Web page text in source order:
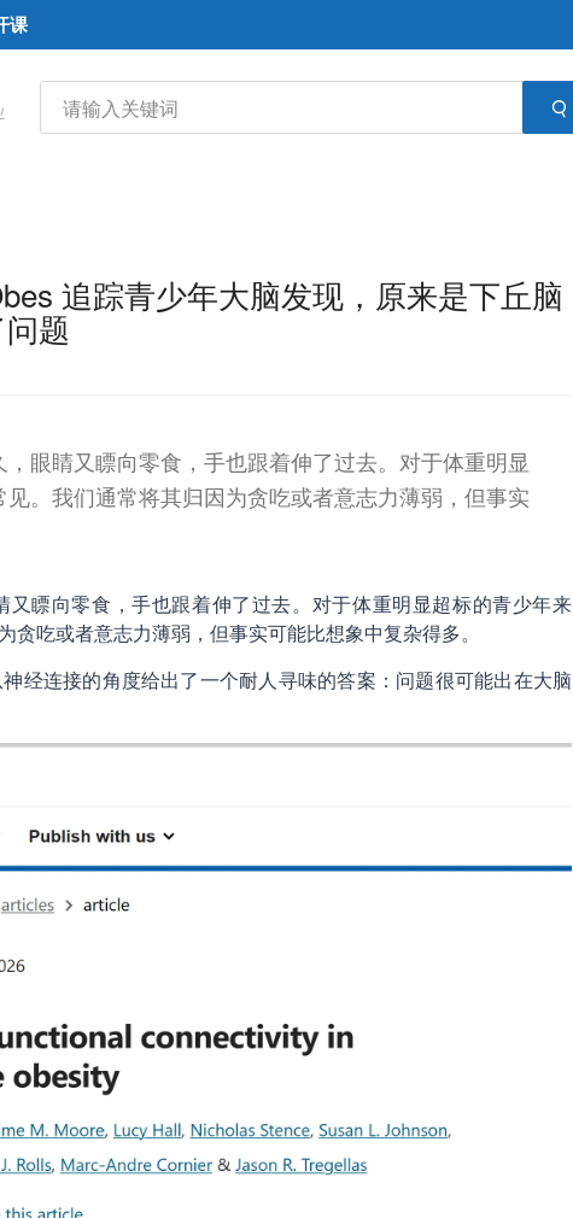
课
追踪青少年大脑发现，原来是下丘脑
题
眼睛又瞟向零食，手也跟着伸了过去。对于体重明显
。我们通常将其归因为贪吃或者意志力薄弱，但事实
瞟向零食，手也跟着伸了过去。对于体重明显超标的青少年来
吃或者意志力薄弱，但事实可能比想象中复杂得多。
经连接的角度给出了一个耐人寻味的答案：问题很可能出在大脑